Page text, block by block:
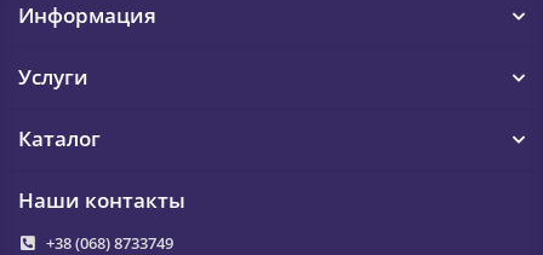
Информация
Услуги
Каталог
Наши контакты
+38 (068) 8733749